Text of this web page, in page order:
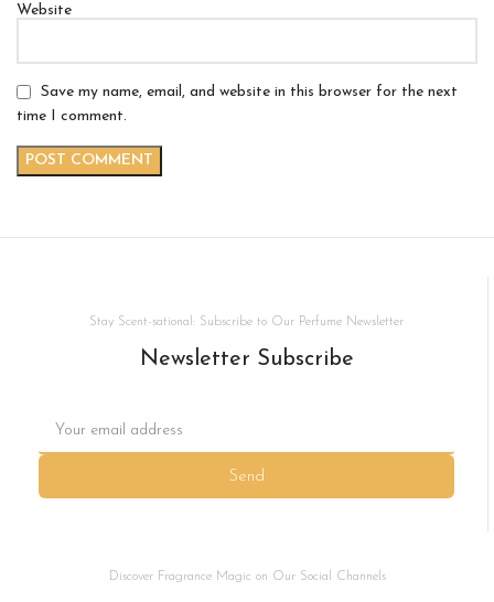
Website
Save my name, email, and website in this browser for the next
time I comment.
Stay Scent-sational: Subscribe to Our Perfume Newsletter
Newsletter Subscribe
Send
Discover Fragrance Magic on Our Social Channels